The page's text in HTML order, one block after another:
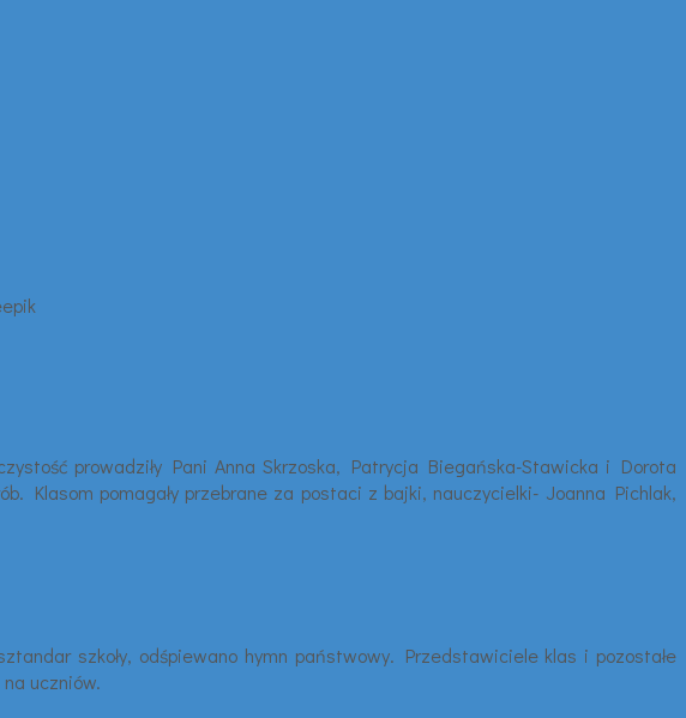
prowadziły Pani Anna Skrzoska, Patrycja Biegańska-Stawicka i Dorota
Klasom pomagały przebrane za postaci z bajki, nauczycielki- Joanna Pichlak,
szkoły, odśpiewano hymn państwowy. Przedstawiciele klas i pozostałe
uczniów.